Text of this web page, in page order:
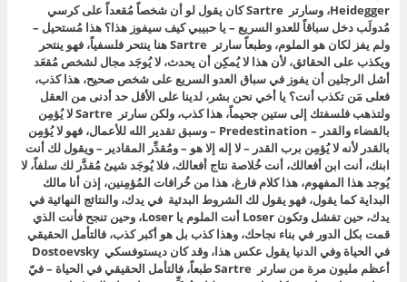
Heidegger، وسارتر Sartre كان يقول لو أن شخصاً مُقعداً على كرسي
مُدولَب دخل سباقاً للعدو السريع – يا حبيبي كيف سيفوز هذا؟ هذا مُستحيل –
ولم يفز لكان هو الملوم، وطبعاً سارتر Sartre هنا ينتحر فلسفياً، فهو ينتحر
ويكذب على الحقائق، لأن هذا لا يُمكِن أن يحدث، لا يُوجَد مجال لشخص مُقعَد
أشل الرجلين أن يفوز في سباق العدو السريع على شخص صحيح، هذا كذب،
فعلى مَن تكذب أنت؟ يا أخي نحن بشر، لدينا على الأقل حد أدنى من العقل
ولتذهب فلسفتك إلى ستين جحيماً، هذا كذب، ولكن سارتر Sartre لا يُؤمِن
بالقضاء والقدر – Predestination – وسبق تقدير الله للأعمال، فهو لا يُؤمِن
بالقدر لأنه لا يُؤمِن برب القدر – لا إله إلا هو – ومُقدِّر المقادير – ويقول لك أنت
ابنك، أنت ابن أفعالك، أنت خُلاصة نتاج أفعالك، فلا يُوجَد شيئ مُقدَّر لك سلفاً، لا
يُوجد هذا المفهوم، هذا كلام فارغ، هذا من خُرافات المُؤمِنين، إذن أنا مالك
البداية كما يقول، فهو يقول لك الشروط البدئية في يدك، والنتائج النهائية في
يدك، حين تفشل وتكون Loser أنت الملوم يا Loser، وحين تنجح فأنت الذي
قمت بكل الدور في بناء نجاحك، وهذا كذب بل هو أكبر كذب، فالتأمل الحقيقي
في الحياة وفي الدنيا يقول عكس هذا، وقد كان ديستوفسكي Dostoevsky
أعظم مليون مرة من سارتر Sartre طبعاً، فالتأمل الحقيقي في الحياة – فيّ